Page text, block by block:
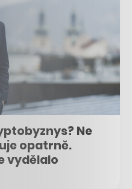
Ne
opatrně.
vydělalo